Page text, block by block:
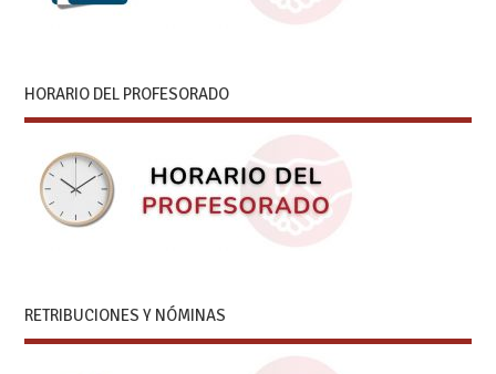
HORARIO DEL PROFESORADO
RETRIBUCIONES Y NÓMINAS